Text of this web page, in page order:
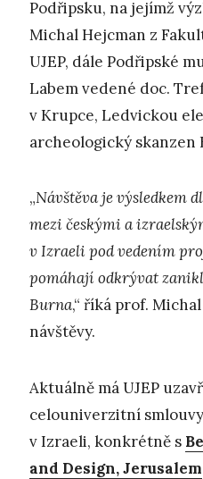
Podřipsku, na jejímž
Michal Hejcman z
UJEP, dále Podřipské
Labem vedené doc.
v Krupce, Ledvickou
archeologický skanzen
„Návštěva je výsledkem
mezi českými a
v Izraeli pod vedením
pomáhají odkrývat
Burna,“ říká prof.
návštěvy.
Aktuálně má UJEP
celouniverzitní
v Izraeli, konkrétně s
and Design, Jerusalem